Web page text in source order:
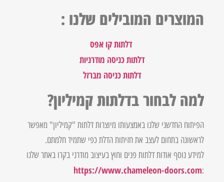
המוצרים המובילים שלנו :
דלתות קו אפס
דלתות כניסה מודרניות
דלתות כניסה מברזל
למה לבחור בדלתות קמיליון?
הפיתוח החדשני שלנו באמצעותו מיוצרות דלתות "קמיליון" מאפשר
לראשונה בתחום לעצב את חזיתות הדלת כפי שתמיד חלמתם.
למידע נוסף אודות דלתות פנים וחוץ בעיצוב מודרני בקרו באתר שלנו
:
https://www.chameleon-doors.com